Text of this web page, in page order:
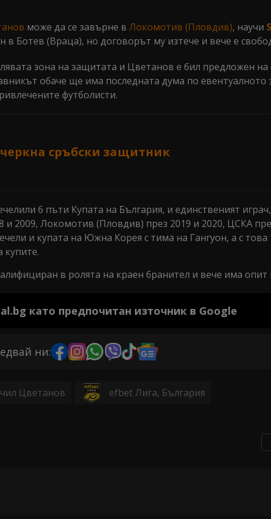
може да се завърне в Локомотив (Пловдив), научи
в Ботев (Враца), но договорът му изтече и вече е
зона на защитата и Цветанов е бил предложен
обаче ще има последната дума по
футболисти.
сръбски защитник
6 пъти Купата на България, и единственият
и 2009, Локомотив (Пловдив) през 2019 и 2020, ЦСКА
и купата на Южна Корея с тима на Гангуон, а с това
купите.
в ролята на краен бранител и вече има опит
като предпочитан източник в Google
ни:
Цветанов efbet Лига, България